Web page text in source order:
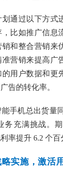
通过以下方式
，比如推广信息
和整合营销来
营销来提高广
用户数据和更
告的转化率。
手机总出货量
务充满挑战。
率提升 6.2 个百
实施，激活